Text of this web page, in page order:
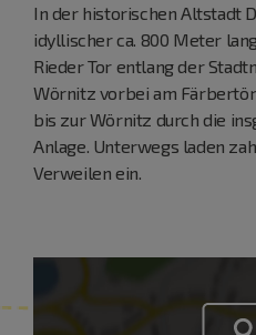
In der historischen Altstadt
idyllischer ca. 800 Meter
Rieder Tor entlang der
Wörnitz vorbei am
bis zur Wörnitz durch die
Anlage. Unterwegs laden
Verweilen ein.